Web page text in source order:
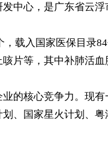
中心，是广东省云
载入国家医保目录
片等，其中补肺活
的核心竞争力。现
、国家星火计划、粤